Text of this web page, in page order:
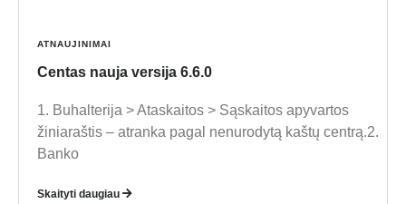
ATNAUJINIMAI
Centas nauja versija 6.6.0
1. Buhalterija > Ataskaitos > Sąskaitos apyvartos
žiniaraštis – atranka pagal nenurodytą kaštų centrą.2.
Banko
Skaityti daugiau